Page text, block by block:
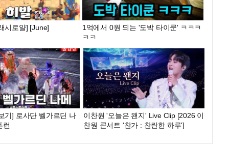
시로얄] [June]
1억에서 0원 되는 '도박 타이쿤' ㅋㅋㅋ
ㅋㅋ
기] 로사단 벨가르딘 나
런
이찬원 '오늘은 왠지' Live Clip [2026 이
찬원 콘서트 '찬가 : 찬란한 하루']